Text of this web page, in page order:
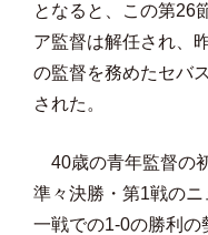
となると、この第26
ア監督は解任され、
の監督を務めたセバ
された。
40歳の青年監督の
準々決勝・第1戦の
一戦での1-0の勝利